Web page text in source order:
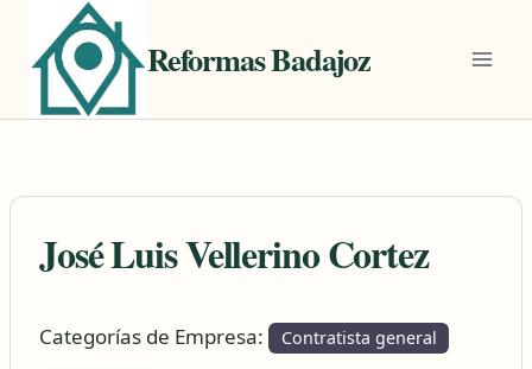
contenido
Reformas Badajoz
José Luis Vellerino Cortez
Categorías de Empresa: Contratista general